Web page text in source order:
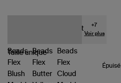
+7
Voir plus
Tailleunique
Épuisé